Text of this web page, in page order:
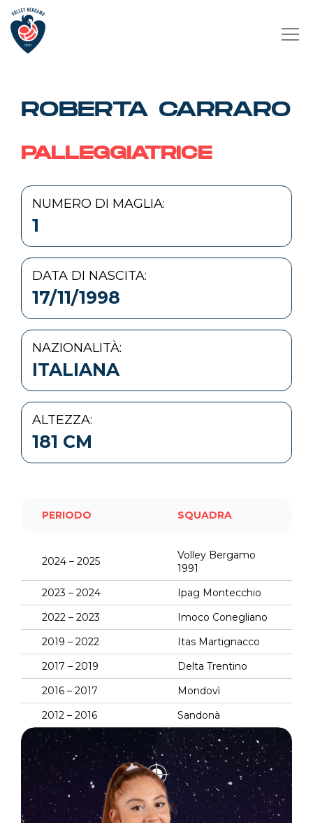
ROBERTA CARRARO
PALLEGGIATRICE
NUMERO DI MAGLIA:
1
DATA DI NASCITA:
17/11/1998
NAZIONALITÀ:
ITALIANA
ALTEZZA:
181 CM
PERIODO SQUADRA
2024 – 2025
Volley Bergamo
1991
2023 – 2024
Ipag Montecchio
2022 – 2023
Imoco Conegliano
2019 – 2022
Itas Martignacco
2017 – 2019
Delta Trentino
2016 – 2017
Mondovì
2012 – 2016
Sandonà